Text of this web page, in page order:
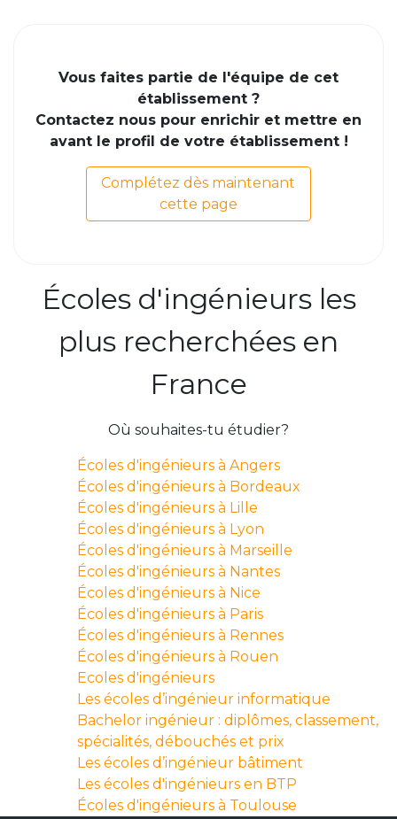
Vous faites partie de l'équipe de cet
établissement ?
Contactez nous pour enrichir et mettre en
avant le profil de votre établissement !
Complétez dès maintenant
cette page
Écoles d'ingénieurs les
plus recherchées en
France
Où souhaites-tu étudier?
Écoles d'ingénieurs à Angers
Écoles d'ingénieurs à Bordeaux
Écoles d'ingénieurs à Lille
Écoles d'ingénieurs à Lyon
Écoles d'ingénieurs à Marseille
Écoles d'ingénieurs à Nantes
Écoles d'ingénieurs à Nice
Écoles d'ingénieurs à Paris
Écoles d'ingénieurs à Rennes
Écoles d'ingénieurs à Rouen
Ecoles d'ingénieurs
Les écoles d’ingénieur informatique
Bachelor ingénieur : diplômes, classement,
spécialités, débouchés et prix
Les écoles d’ingénieur bâtiment
Les écoles d'ingénieurs en BTP
Écoles d'ingénieurs à Toulouse